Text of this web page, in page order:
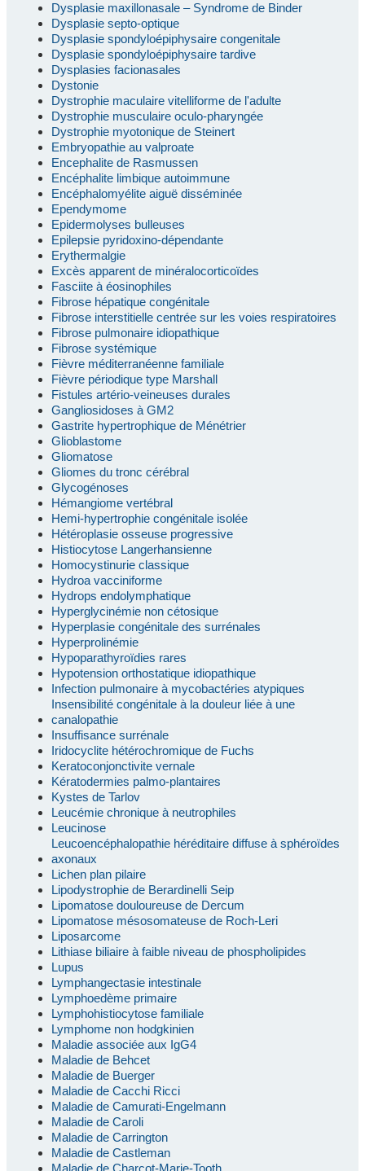
Dysplasie maxillonasale – Syndrome de Binder
Dysplasie septo-optique
Dysplasie spondyloépiphysaire congenitale
Dysplasie spondyloépiphysaire tardive
Dysplasies facionasales
Dystonie
Dystrophie maculaire vitelliforme de l'adulte
Dystrophie musculaire oculo-pharyngée
Dystrophie myotonique de Steinert
Embryopathie au valproate
Encephalite de Rasmussen
Encéphalite limbique autoimmune
Encéphalomyélite aiguë disséminée
Ependymome
Epidermolyses bulleuses
Epilepsie pyridoxino-dépendante
Erythermalgie
Excès apparent de minéralocorticoïdes
Fasciite à éosinophiles
Fibrose hépatique congénitale
Fibrose interstitielle centrée sur les voies respiratoires
Fibrose pulmonaire idiopathique
Fibrose systémique
Fièvre méditerranéenne familiale
Fièvre périodique type Marshall
Fistules artério-veineuses durales
Gangliosidoses à GM2
Gastrite hypertrophique de Ménétrier
Glioblastome
Gliomatose
Gliomes du tronc cérébral
Glycogénoses
Hémangiome vertébral
Hemi-hypertrophie congénitale isolée
Hétéroplasie osseuse progressive
Histiocytose Langerhansienne
Homocystinurie classique
Hydroa vacciniforme
Hydrops endolymphatique
Hyperglycinémie non cétosique
Hyperplasie congénitale des surrénales
Hyperprolinémie
Hypoparathyroïdies rares
Hypotension orthostatique idiopathique
Infection pulmonaire à mycobactéries atypiques
Insensibilité congénitale à la douleur liée à une
canalopathie
Insuffisance surrénale
Iridocyclite hétérochromique de Fuchs
Keratoconjonctivite vernale
Kératodermies palmo-plantaires
Kystes de Tarlov
Leucémie chronique à neutrophiles
Leucinose
Leucoencéphalopathie héréditaire diffuse à sphéroïdes
axonaux
Lichen plan pilaire
Lipodystrophie de Berardinelli Seip
Lipomatose douloureuse de Dercum
Lipomatose mésosomateuse de Roch-Leri
Liposarcome
Lithiase biliaire à faible niveau de phospholipides
Lupus
Lymphangectasie intestinale
Lymphoedème primaire
Lymphohistiocytose familiale
Lymphome non hodgkinien
Maladie associée aux IgG4
Maladie de Behcet
Maladie de Buerger
Maladie de Cacchi Ricci
Maladie de Camurati-Engelmann
Maladie de Caroli
Maladie de Carrington
Maladie de Castleman
Maladie de Charcot-Marie-Tooth